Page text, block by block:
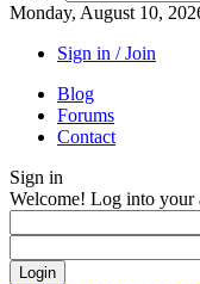
Monday, August 10,
Sign in / Join
Blog
Forums
Contact
Sign in
Welcome! Log into your